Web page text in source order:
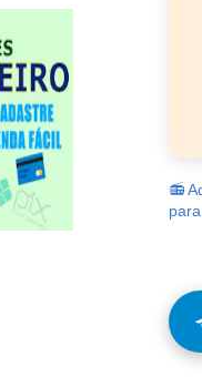
📻